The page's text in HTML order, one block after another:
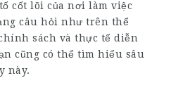
cốt lõi của nơi làm việc
câu hỏi như trên thể
sách và thực tế diễn
cũng có thể tìm hiểu sâu
này.